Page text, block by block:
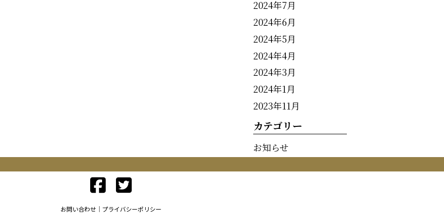
2024年7月
2024年6月
2024年5月
2024年4月
2024年3月
2024年1月
2023年11月
カテゴリー
お知らせ
お問い合わせ プライバシーポリシー